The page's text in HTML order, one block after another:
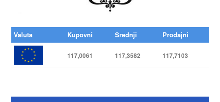
Valuta Kupovni Srednji Prodajni
117,0061 117,3582 117,7103